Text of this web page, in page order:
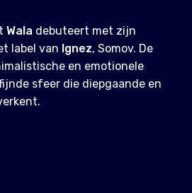
Wala debuteert met zijn
label van Ignez, Somov. De
en emotionele
sfeer die diepgaande en